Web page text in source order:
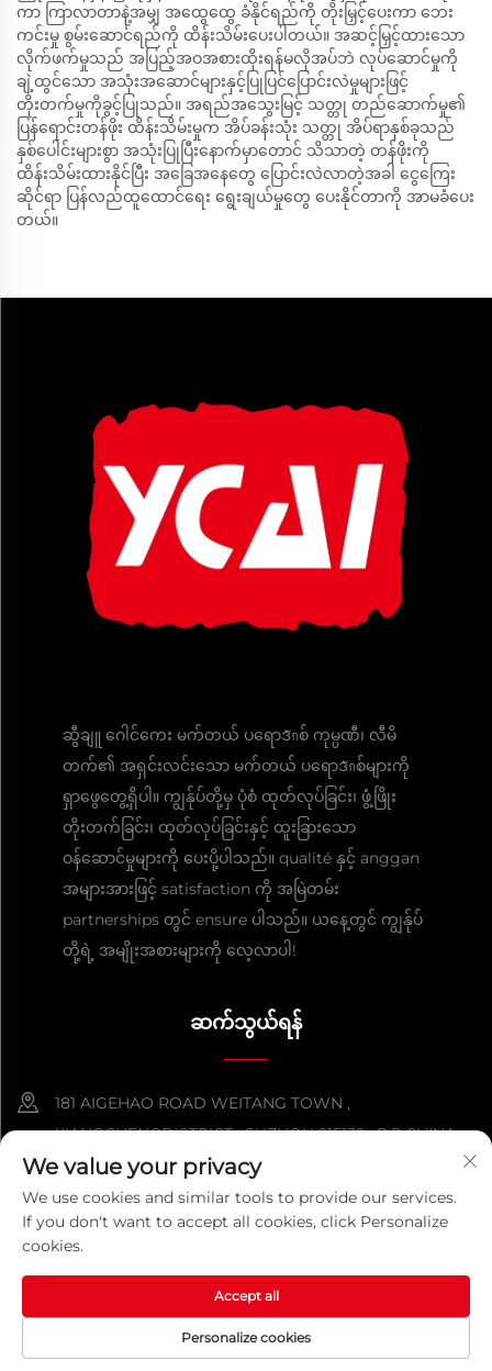
ကာ ကြာလာတာနဲ့အမျှ အထွေထွေ ခံနိုင်ရည်ကို တိုးမြှင့်ပေးကာ ဘေး
ကင်းမှု စွမ်းဆောင်ရည်ကို ထိန်းသိမ်းပေးပါတယ်။ အဆင့်မြှင့်ထားသော
လိုက်ဖက်မှုသည် အပြည့်အဝအစားထိုးရန်မလိုအပ်ဘဲ လုပ်ဆောင်မှုကို
ချဲ့ထွင်သော အသုံးအဆောင်များနှင့်ပြုပြင်ပြောင်းလဲမှုများဖြင့်
တိုးတက်မှုကိုခွင့်ပြုသည်။ အရည်အသွေးမြင့် သတ္တု တည်ဆောက်မှု၏
ပြန်ရောင်းတန်ဖိုး ထိန်းသိမ်းမှုက အိပ်ခန်းသုံး သတ္တု အိပ်ရာနှစ်ခုသည်
နှစ်ပေါင်းများစွာ အသုံးပြုပြီးနောက်မှာတောင် သိသာတဲ့ တန်ဖိုးကို
ထိန်းသိမ်းထားနိုင်ပြီး အခြေအနေတွေ ပြောင်းလဲလာတဲ့အခါ ငွေကြေး
ဆိုင်ရာ ပြန်လည်ထူထောင်ရေး ရွေးချယ်မှုတွေ ပေးနိုင်တာကို အာမခံပေး
တယ်။
ဆွီချူ ဂေါင်ကေး မက်တယ် ပရောဒักစ် ကုမ္ပဏီ၊ လီမိ
တက်၏ အရှင်းလင်းသော မက်တယ် ပရောဒักစ်များကို
ရှာဖွေတွေ့ရှိပါ။ ကျွန်ုပ်တို့မှ ပုံစံ ထုတ်လုပ်ခြင်း၊ ဖွံ့ဖြိုး
တိုးတက်ခြင်း၊ ထုတ်လုပ်ခြင်းနှင့် ထူးခြားသော
ဝန်ဆောင်မှုများကို ပေးပို့ပါသည်။ qualité နှင့် anggan
အများအားဖြင့် satisfaction ကို အမြဲတမ်း
partnerships တွင် ensure ပါသည်။ ယနေ့တွင် ကျွန်ုပ်
တို့ရဲ့ အမျိုးအစားများကို လေ့လာပါ!
ဆက်သွယ်ရန်
181 AIGEHAO ROAD WEITANG TOWN ,
XIANGCHENGDISTRICT , SUZHOU 215132 , P.R.CHINA
+86-152 5000 0863
[email protected]
ကူးယူခွင့် © ၂၀၂၆ တရုတ်စူးကိုကွမ်းကို မက်တယ် ပရိုဒပ် ကုမ္ပဏီလီမစ်
တက်။ အကွက်အလိုက် ကာကွယ်ထားသည်။ လုံခြုံရေးမူဝါဒ
We value your privacy
We use cookies and similar tools to provide our services.
If you don't want to accept all cookies, click Personalize
cookies.
Personalize cookies
Accept all